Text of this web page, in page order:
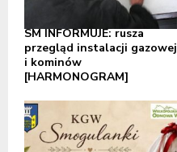
SM INFORMUJE: rusza
przegląd instalacji gazowej
i kominów
[HARMONOGRAM]